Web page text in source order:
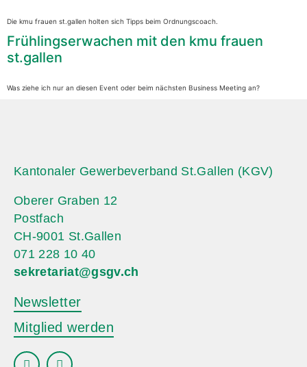
Die kmu frauen st.gallen holten sich Tipps beim Ordnungscoach.
Frühlingserwachen mit den kmu frauen
st.gallen
Was ziehe ich nur an diesen Event oder beim nächsten Business Meeting an?
Kantonaler Gewerbeverband St.Gallen (KGV)
Oberer Graben 12
Postfach
CH-9001 St.Gallen
071 228 10 40
sekretariat@gsgv.ch
Newsletter
Mitglied werden